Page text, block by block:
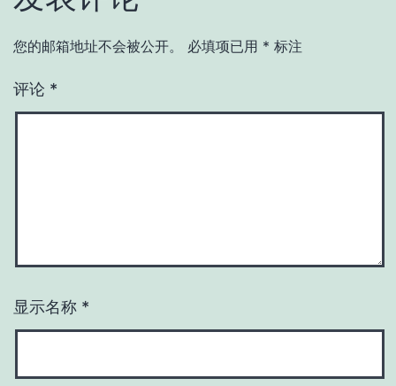
您的邮箱地址不会被公开。 必填项已用 * 标注
评论 *
显示名称 *